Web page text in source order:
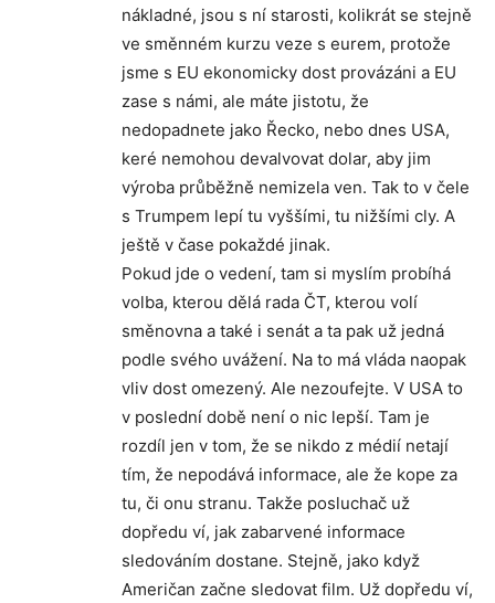
nákladné, jsou s ní starosti, kolikrát se stejně
ve směnném kurzu veze s eurem, protože
jsme s EU ekonomicky dost provázáni a EU
zase s námi, ale máte jistotu, že
nedopadnete jako Řecko, nebo dnes USA,
keré nemohou devalvovat dolar, aby jim
výroba průběžně nemizela ven. Tak to v čele
s Trumpem lepí tu vyššími, tu nižšími cly. A
ještě v čase pokaždé jinak.
Pokud jde o vedení, tam si myslím probíhá
volba, kterou dělá rada ČT, kterou volí
směnovna a také i senát a ta pak už jedná
podle svého uvážení. Na to má vláda naopak
vliv dost omezený. Ale nezoufejte. V USA to
v poslední době není o nic lepší. Tam je
rozdíl jen v tom, že se nikdo z médií netají
tím, že nepodává informace, ale že kope za
tu, či onu stranu. Takže posluchač už
dopředu ví, jak zabarvené informace
sledováním dostane. Stejně, jako když
Američan začne sledovat film. Už dopředu ví,